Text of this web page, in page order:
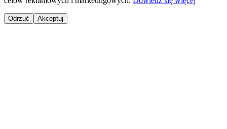
Odrzuć Akceptuj